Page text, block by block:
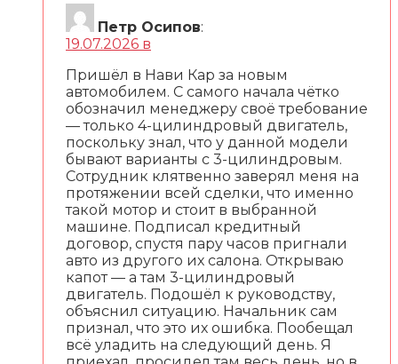
Петр Осипов:
19.07.2026 в
Пришёл в Нави Кар за новым
автомобилем. С самого начала чётко
обозначил менеджеру своё требование
— только 4-цилиндровый двигатель,
поскольку знал, что у данной модели
бывают варианты с 3-цилиндровым.
Сотрудник клятвенно заверял меня на
протяжении всей сделки, что именно
такой мотор и стоит в выбранной
машине. Подписал кредитный
договор, спустя пару часов пригнали
авто из другого их салона. Открываю
капот — а там 3-цилиндровый
двигатель. Подошёл к руководству,
объяснил ситуацию. Начальник сам
признал, что это их ошибка. Пообещал
всё уладить на следующий день. Я